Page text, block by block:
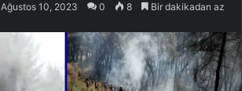
Ağustos 10, 2023 0 8 Bir dakikadan az